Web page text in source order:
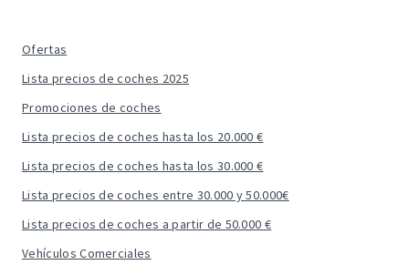
Ofertas
Lista precios de coches 2025
Promociones de coches
Lista precios de coches hasta los 20.000 €
Lista precios de coches hasta los 30.000 €
Lista precios de coches entre 30.000 y 50.000€
Lista precios de coches a partir de 50.000 €
Vehículos Comerciales